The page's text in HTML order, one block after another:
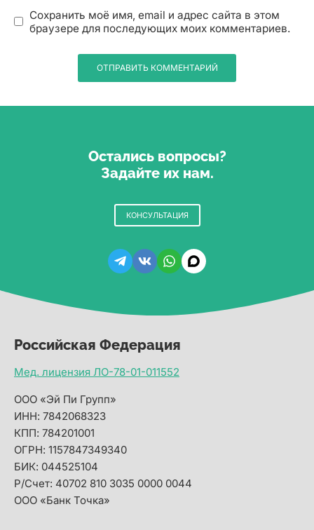
Сохранить моё имя, email и адрес сайта в этом
браузере для последующих моих комментариев.
Остались вопросы?
Задайте их нам.
КОНСУЛЬТАЦИЯ
Российская Федерация
Мед. лицензия ЛО-78-01-011552
ООО «Эй Пи Групп»
ИНН: 7842068323
КПП: 784201001
ОГРН: 1157847349340
БИК: 044525104
Р/Счет: 40702 810 3035 0000 0044
ООО «Банк Точка»